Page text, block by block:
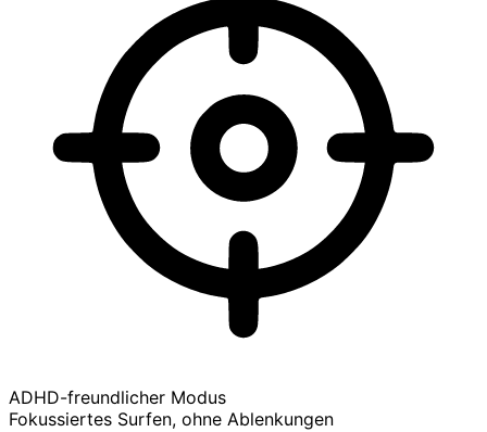
ADHD-freundlicher Modus
Fokussiertes Surfen, ohne Ablenkungen